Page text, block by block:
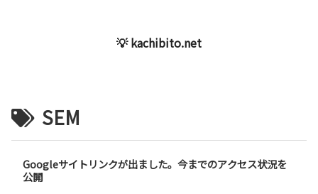
💡 kachibito.net
SEM
Googleサイトリンクが出ました。今までのアクセス状況を
公開